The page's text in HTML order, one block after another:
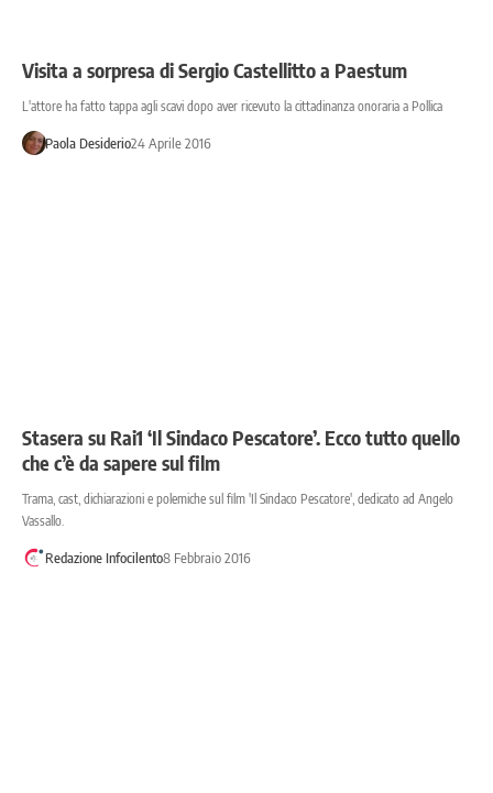
Visita a sorpresa di Sergio Castellitto a Paestum
L'attore ha fatto tappa agli scavi dopo aver ricevuto la cittadinanza onoraria a Pollica
Paola Desiderio24 Aprile 2016
Stasera su Rai1 ‘Il Sindaco Pescatore’. Ecco tutto quello
che c’è da sapere sul film
Trama, cast, dichiarazioni e polemiche sul film 'Il Sindaco Pescatore', dedicato ad Angelo
Vassallo.
Redazione Infocilento8 Febbraio 2016